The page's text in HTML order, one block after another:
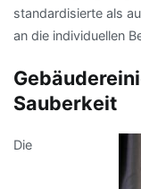
standardisierte als
an die individuellen
Sauberkeit
Die